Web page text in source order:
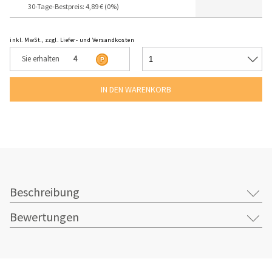
30-Tage-Bestpreis: 4,89 € (0%)
inkl. MwSt., zzgl. Liefer- und Versandkosten
Sie erhalten 4
Beschreibung
Bewertungen